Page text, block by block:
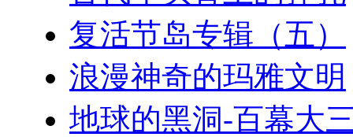
复活节岛专辑（五）
浪漫神奇的玛雅文明
地球的黑洞-百幕大